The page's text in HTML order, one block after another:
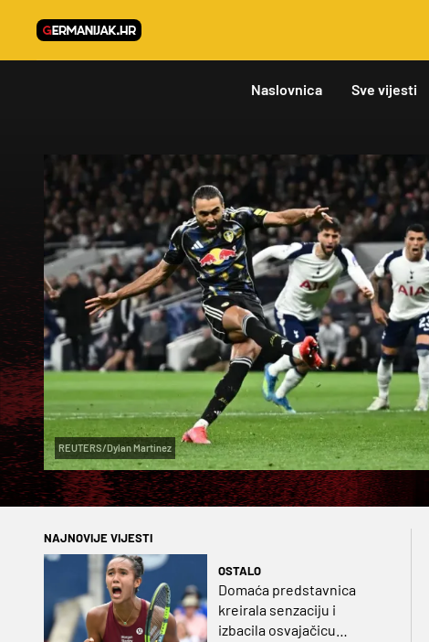
Naslovnica Sve vijesti
REUTERS/Dylan Martinez
NAJNOVIJE VIJESTI
OSTALO
Domaća predstavnica
kreirala senzaciju i
izbacila osvajačicu